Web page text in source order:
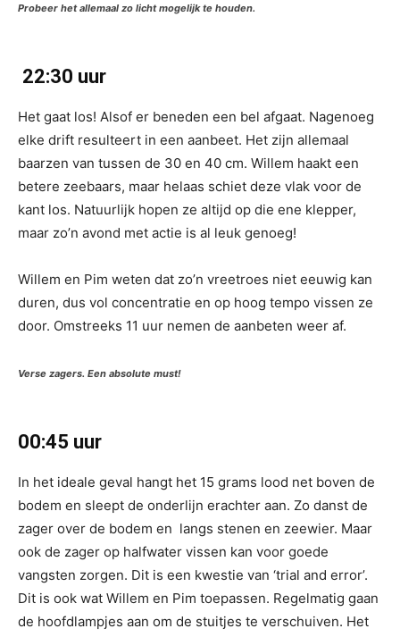
Probeer het allemaal zo licht mogelijk te houden.
22:30 uur
Het gaat los! Alsof er beneden een bel afgaat. Nagenoeg
elke drift resulteert in een aanbeet. Het zijn allemaal
baarzen van tussen de 30 en 40 cm. Willem haakt een
betere zeebaars, maar helaas schiet deze vlak voor de
kant los. Natuurlijk hopen ze altijd op die ene klepper,
maar zo’n avond met actie is al leuk genoeg!
Willem en Pim weten dat zo’n vreetroes niet eeuwig kan
duren, dus vol concentratie en op hoog tempo vissen ze
door. Omstreeks 11 uur nemen de aanbeten weer af.
Verse zagers. Een absolute must!
00:45 uur
In het ideale geval hangt het 15 grams lood net boven de
bodem en sleept de onderlijn erachter aan. Zo danst de
zager over de bodem en langs stenen en zeewier. Maar
ook de zager op halfwater vissen kan voor goede
vangsten zorgen. Dit is een kwestie van ‘trial and error’.
Dit is ook wat Willem en Pim toepassen. Regelmatig gaan
de hoofdlampjes aan om de stuitjes te verschuiven. Het